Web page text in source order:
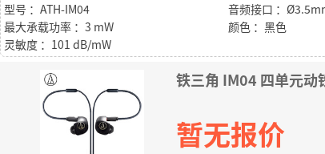
型号 ：ATH-IM04
音频接口 ：
最大承载功率 ：3 mW
颜色 ：黑色
灵敏度 ：101 dB/mW
铁三角 IM04 四单元动
暂无报价